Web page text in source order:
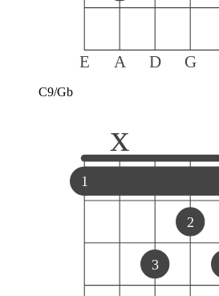
E A D G
C9/Gb
1
x
3
2